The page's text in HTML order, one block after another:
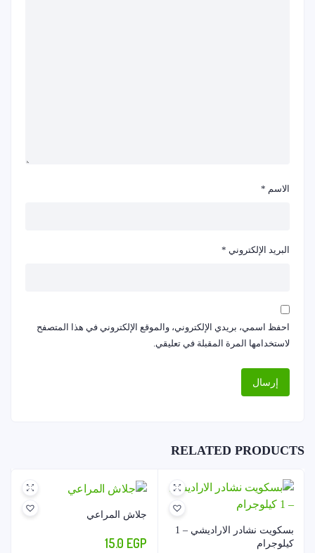
الاسم *
البريد الإلكتروني *
احفظ اسمي، بريدي الإلكتروني، والموقع الإلكتروني في هذا المتصفح
لاستخدامها المرة المقبلة في تعليقي.
RELATED PRODUCTS
بسكويت نشادر الاراديشي – 1
كيلوجرام
جلاش المراعي
15.0 EGP